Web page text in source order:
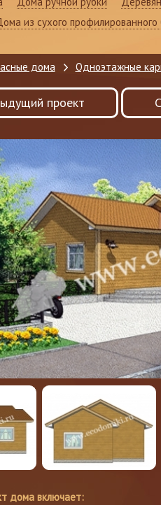
из сухого профилированного
дома Одноэтажные
проект
дома включает: